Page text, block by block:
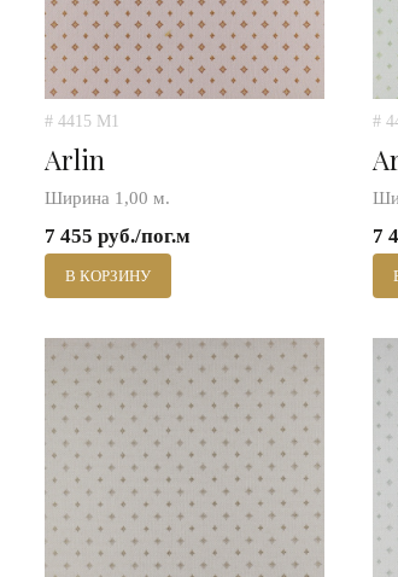
# 4415 M1
Arlin
Ширина 1,00 м.
7 455 руб./пог.м
В КОРЗИНУ
#
7